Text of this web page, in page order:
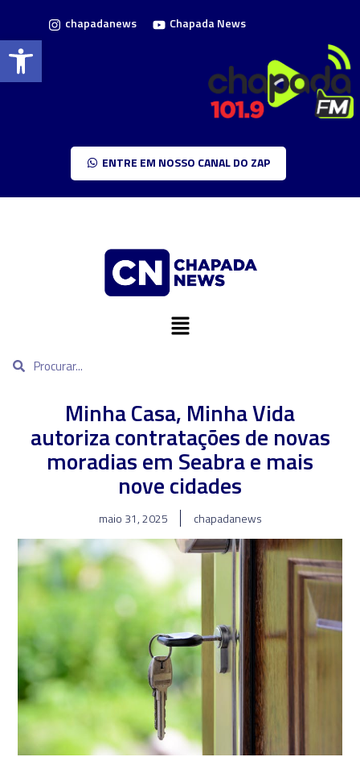
Barra de Ferramentas Aberta
chapadanews Chapada News
ENTRE EM NOSSO CANAL DO ZAP
Minha Casa, Minha Vida
autoriza contratações de novas
moradias em Seabra e mais
nove cidades
maio 31, 2025 chapadanews